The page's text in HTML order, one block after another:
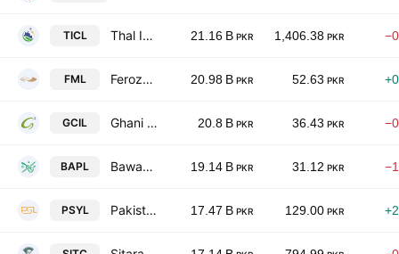
TICL Thal Industries Corp. Ltd. 21.16 B PKR 1,406.38 PKR
FML Feroze1888 Mills Limited 20.98 B PKR 52.63 PKR
GCIL Ghani Chemical Industries Limited 20.8 B PKR 36.43 PKR
BAPL Bawany Air Products Limited. 19.14 B PKR 31.12 PKR
PSYL Pakistan Synthetics Limited 17.47 B PKR 129.00 PKR